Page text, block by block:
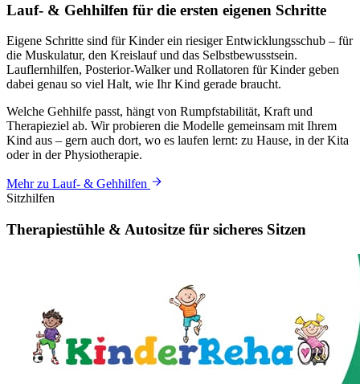
Lauf- & Gehhilfen für die ersten eigenen Schritte
Eigene Schritte sind für Kinder ein riesiger Entwicklungsschub – für
die Muskulatur, den Kreislauf und das Selbstbewusstsein.
Lauflernhilfen, Posterior-Walker und Rollatoren für Kinder geben
dabei genau so viel Halt, wie Ihr Kind gerade braucht.
Welche Gehhilfe passt, hängt von Rumpfstabilität, Kraft und
Therapieziel ab. Wir probieren die Modelle gemeinsam mit Ihrem
Kind aus – gern auch dort, wo es laufen lernt: zu Hause, in der Kita
oder in der Physiotherapie.
Mehr zu Lauf- & Gehhilfen
Sitzhilfen
Therapiestühle & Autositze für sicheres Sitzen